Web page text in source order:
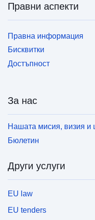
Правни аспекти
Правна информация
Бисквитки
Достъпност
За нас
Нашата мисия, визия и
Бюлетин
Други услуги
EU law
EU tenders